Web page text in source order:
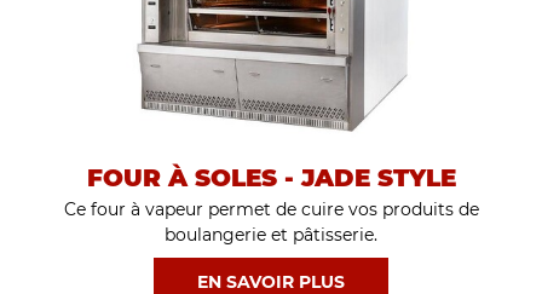
FOUR À SOLES - JADE STYLE
Ce four à vapeur permet de cuire vos produits de
boulangerie et pâtisserie.
EN SAVOIR PLUS